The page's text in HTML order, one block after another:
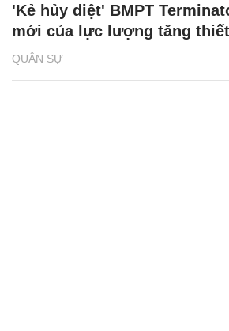
QUÂN SỰ
'Kẻ hủy diệt' BMPT
mới của lực lượng tăng